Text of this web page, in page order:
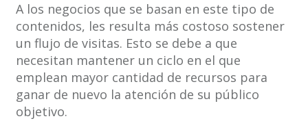
A los negocios que se basan en este tipo de
contenidos, les resulta más costoso sostener
un flujo de visitas. Esto se debe a que
necesitan mantener un ciclo en el que
emplean mayor cantidad de recursos para
ganar de nuevo la atención de su público
objetivo.